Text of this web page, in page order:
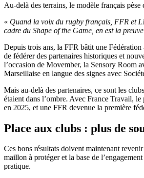
Au-delà des terrains, le modèle français
« Quand la voix du rugby français, FFR et
cadre du Shape of the Game, en est la preuve
Depuis trois ans, la FFR bâtit une
de fédérer des partenaires historiques et
l’occasion de Movember, la Sensory Room
Marseillaise en langue des signes avec
Mais au-delà des partenaires, ce sont les
étaient dans l’ombre. Avec France Travail,
en 2025, et une FFR devenue la première
Place aux clubs : plus de
Ces bons résultats doivent maintenant
maillon à protéger et la base de
pratique.